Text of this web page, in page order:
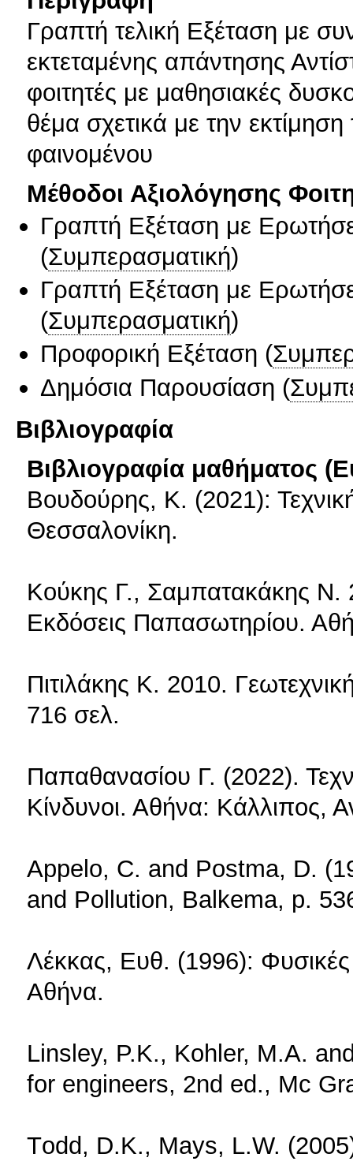
Γραπτή τελική Εξέταση με
εκτεταμένης απάντησης
φοιτητές με μαθησιακές
θέμα σχετικά με την
φαινομένου
Μέθοδοι Αξιολόγησης
Γραπτή Εξέταση με
(Συμπερασματική)
Γραπτή Εξέταση με
(Συμπερασματική)
Προφορική Εξέταση (
Δημόσια Παρουσίαση (
Βιβλιογραφία
Βιβλιογραφία μαθήματος
Βουδούρης, Κ. (2021):
Θεσσαλονίκη.
Κούκης Γ., Σαμπατακάκης Ν.
Εκδόσεις Παπασωτηρίου.
Πιτιλάκης Κ. 2010.
716 σελ.
Παπαθανασίου Γ. (2022).
Κίνδυνοι. Αθήνα: Κάλλιπος,
Appelo, C. and Postma, D.
and Pollution, Balkema, p.
Λέκκας, Ευθ. (1996): Φυσικές
Αθήνα.
Linsley, P.K., Kohler, M.A.
for engineers, 2nd ed., Mc
Τodd, D.K., Mays, L.W.